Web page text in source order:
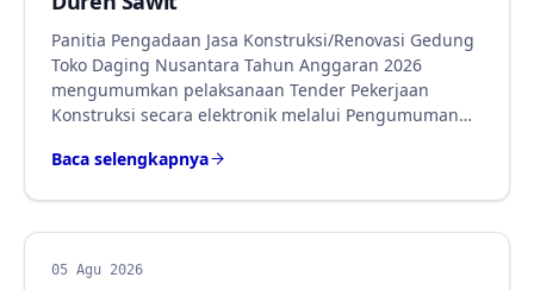
Panitia Pengadaan Jasa Konstruksi/Renovasi Gedung
Toko Daging Nusantara Tahun Anggaran 2026
mengumumkan pelaksanaan Tender Pekerjaan
Konstruksi secara elektronik melalui Pengumuman…
Baca selengkapnya
BERITA
05 Agu 2026